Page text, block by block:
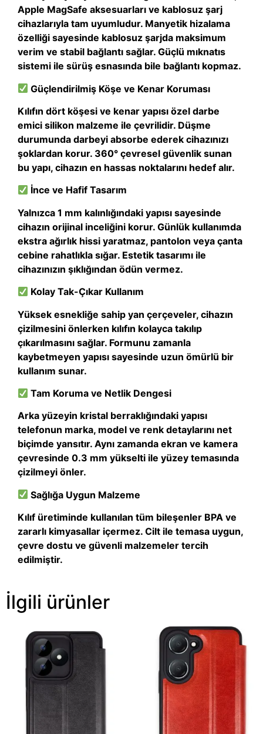
Apple MagSafe aksesuarları ve kablosuz şarj
cihazlarıyla tam uyumludur. Manyetik hizalama
özelliği sayesinde kablosuz şarjda maksimum
verim ve stabil bağlantı sağlar. Güçlü mıknatıs
sistemi ile sürüş esnasında bile bağlantı kopmaz.
Güçlendirilmiş Köşe ve Kenar Koruması
Kılıfın dört köşesi ve kenar yapısı özel darbe
emici silikon malzeme ile çevrilidir. Düşme
durumunda darbeyi absorbe ederek cihazınızı
şoklardan korur. 360° çevresel güvenlik sunan
bu yapı, cihazın en hassas noktalarını hedef alır.
İnce ve Hafif Tasarım
Yalnızca 1 mm kalınlığındaki yapısı sayesinde
cihazın orijinal inceliğini korur. Günlük kullanımda
ekstra ağırlık hissi yaratmaz, pantolon veya çanta
cebine rahatlıkla sığar. Estetik tasarımı ile
cihazınızın şıklığından ödün vermez.
Kolay Tak-Çıkar Kullanım
Yüksek esnekliğe sahip yan çerçeveler, cihazın
çizilmesini önlerken kılıfın kolayca takılıp
çıkarılmasını sağlar. Formunu zamanla
kaybetmeyen yapısı sayesinde uzun ömürlü bir
kullanım sunar.
Tam Koruma ve Netlik Dengesi
Arka yüzeyin kristal berraklığındaki yapısı
telefonun marka, model ve renk detaylarını net
biçimde yansıtır. Aynı zamanda ekran ve kamera
çevresinde 0.3 mm yükselti ile yüzey temasında
çizilmeyi önler.
Sağlığa Uygun Malzeme
Kılıf üretiminde kullanılan tüm bileşenler BPA ve
zararlı kimyasallar içermez. Cilt ile temasa uygun,
çevre dostu ve güvenli malzemeler tercih
edilmiştir.
İlgili ürünler